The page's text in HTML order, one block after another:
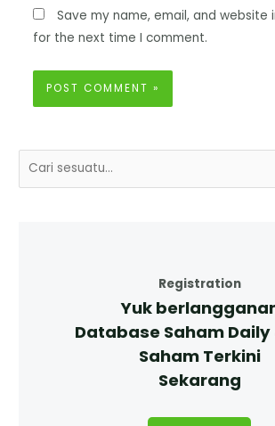
Save my name, email, and website
for the next time I comment.
Registration
Yuk
Database Saham Daily
Saham Terkini
Sekarang